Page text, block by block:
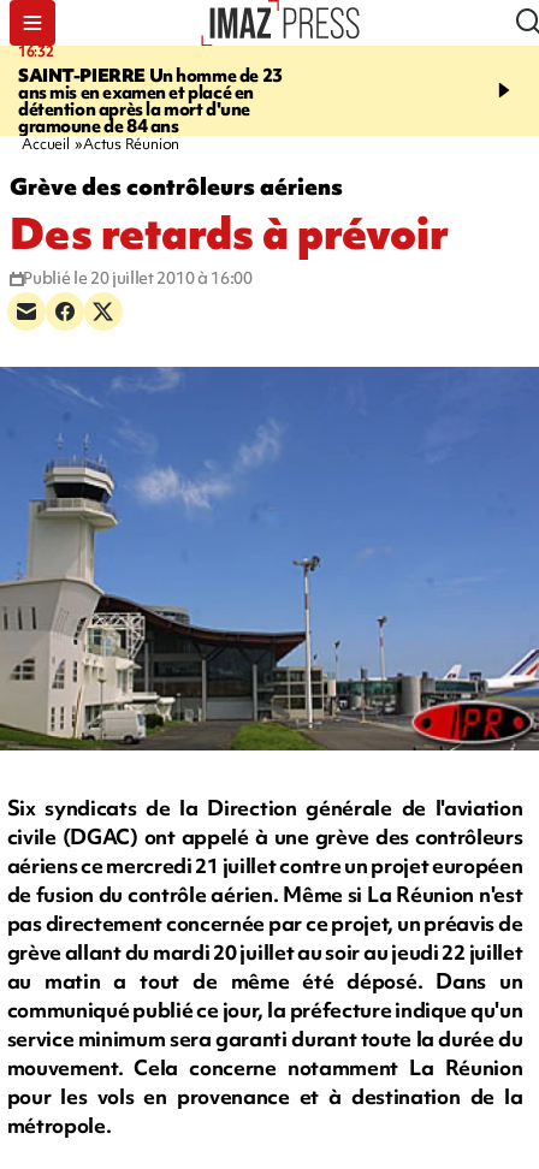
16:32
SAINT-PIERREUn homme de 23
ans mis en examen et placé en
détention après la mort d'une
gramoune de 84 ans
21:08
et Turquie scellent un
Accueil Actus Réunion
Grève des contrôleurs aériens
Des retards à prévoir
Publié le 20 juillet 2010 à 16:00
Six syndicats de la Direction générale de l'aviation
civile (DGAC) ont appelé à une grève des contrôleurs
aériens ce mercredi 21 juillet contre un projet européen
de fusion du contrôle aérien. Même si La Réunion n'est
pas directement concernée par ce projet, un préavis de
grève allant du mardi 20 juillet au soir au jeudi 22 juillet
au matin a tout de même été déposé. Dans un
communiqué publié ce jour, la préfecture indique qu'un
service minimum sera garanti durant toute la durée du
mouvement. Cela concerne notamment La Réunion
pour les vols en provenance et à destination de la
métropole.